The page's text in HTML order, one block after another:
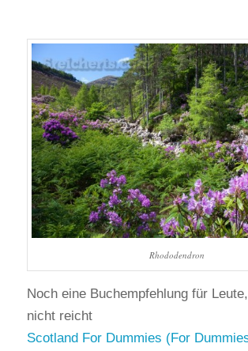
Rhododendron
Noch eine Buchempfehlung für
nicht reicht
Scotland For Dummies (For